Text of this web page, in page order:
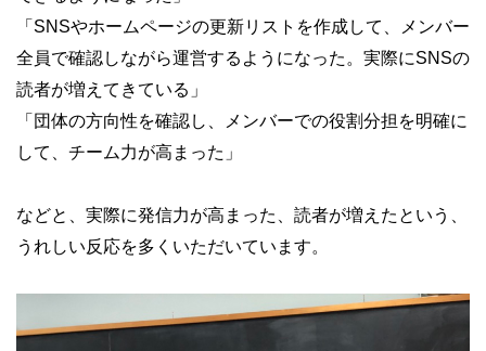
「SNSやホームページの更新リストを作成して、メンバー
全員で確認しながら運営するようになった。実際にSNSの
読者が増えてきている」
「団体の方向性を確認し、メンバーでの役割分担を明確に
して、チーム力が高まった」
などと、実際に発信力が高まった、読者が増えたという、
うれしい反応を多くいただいています。